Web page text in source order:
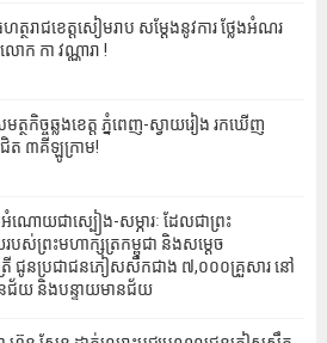
ត្ថរាជខេត្តសៀមរាប សម្តែងនូវការ ថ្លែងអំណរ
ក កា វណ្ណារា !
ត្ថកិច្ចឆ្លងខេត្ត ភ្នំពេញ-ស្វាយរៀង រកឃើញ
ត ៣គីឡូក្រាម!
ណោយជាស្បៀង-សម្ភារៈ ដែលជាព្រះ
ស់ព្រះមហាក្សត្រកម្ពុជា និងសម្តេច
រី ជូនប្រជាជនភៀសសឹកជាង ៧,០០០គ្រួសារ នៅ
ានជ័យ និងបន្ទាយមានជ័យ